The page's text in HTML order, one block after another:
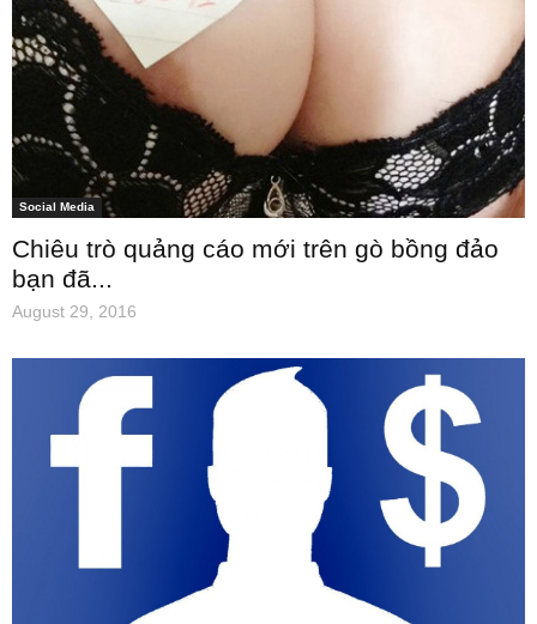
Social Media
Chiêu trò quảng cáo mới trên gò bồng đảo
bạn đã...
August 29, 2016